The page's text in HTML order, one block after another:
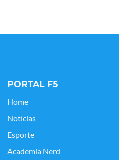
PORTAL F5
Home
Notícias
Esporte
Academia Nerd